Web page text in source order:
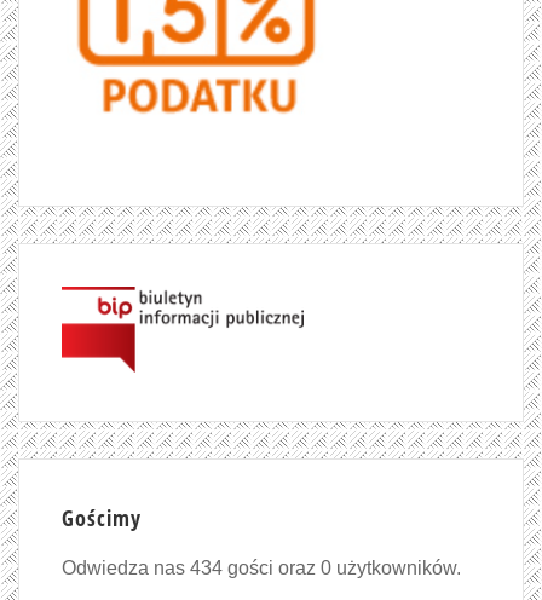
Gościmy
Odwiedza nas 434 gości oraz 0 użytkowników.